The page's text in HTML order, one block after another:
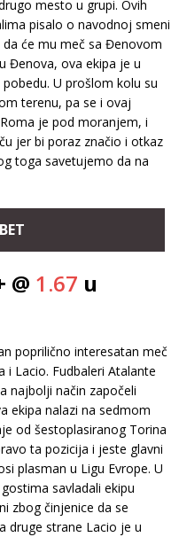
mesto u grupi. Ovih
pisalo o navodnoj smeni
da će mu meč sa Đenovom
Đenova, ova ekipa je u
U prošlom kolu su
terenu, pa se i ovaj
je pod moranjem, i
jer bi poraz značio i otkaz
toga savetujemo da na
@ 1.67 u
poprilično interesatan meč
Lacio. Fudbaleri Atalante
najbolji način započeli
ekipa nalazi na sedmom
od šestoplasiranog Torina
ta pozicija i jeste glavni
plasman u Ligu Evrope. U
savladali ekipu
zbog činjenice da se
druge strane Lacio je u